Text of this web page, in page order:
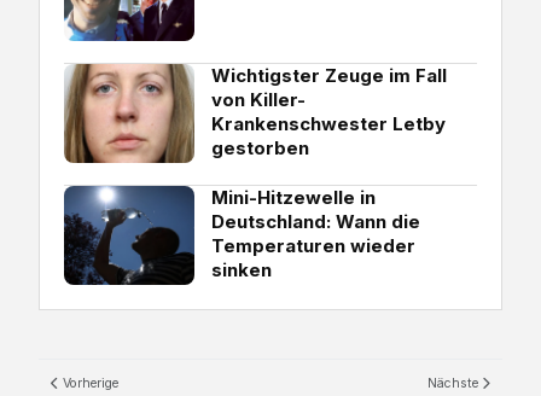
Wichtigster Zeuge im Fall
von Killer-
Krankenschwester Letby
gestorben
Mini-Hitzewelle in
Deutschland: Wann die
Temperaturen wieder
sinken
Vorherige Nächste